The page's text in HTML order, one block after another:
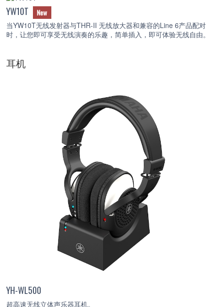
YW10T
New
当YW10T无线发射器与THR-II 无线放大器和兼容的Line 6产品配对
时，让您即可享受无线演奏的乐趣，简单插入，即可体验无线自由。
耳机
YH-WL500
超高速无线立体声乐器耳机。